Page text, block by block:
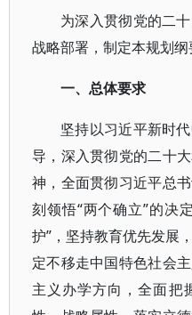
为深入贯彻党的二
战略部署，制定本规划纲
一、总体要求
坚持以习近平新时
导，深入贯彻党的二十
神，全面贯彻习近平总
刻领悟“两个确立”的决
护”，坚持教育优先发展
定不移走中国特色社会
主义办学方向，全面把